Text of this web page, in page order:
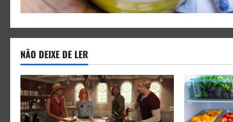
NÃO DEIXE DE LER